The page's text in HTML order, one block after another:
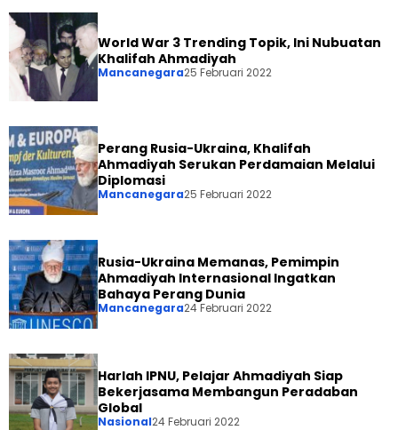
World War 3 Trending Topik, Ini Nubuatan
Khalifah Ahmadiyah
Mancanegara25 Februari 2022
Perang Rusia-Ukraina, Khalifah
Ahmadiyah Serukan Perdamaian Melalui
Diplomasi
Mancanegara25 Februari 2022
Rusia-Ukraina Memanas, Pemimpin
Ahmadiyah Internasional Ingatkan
Bahaya Perang Dunia
Mancanegara24 Februari 2022
Harlah IPNU, Pelajar Ahmadiyah Siap
Bekerjasama Membangun Peradaban
Global
Nasional24 Februari 2022